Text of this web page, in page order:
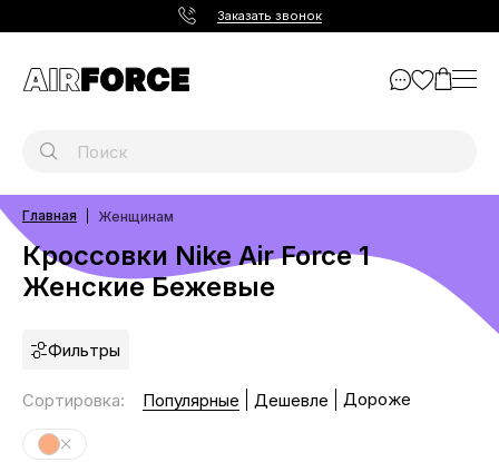
Заказать звонок
Главная Женщинам
Кроссовки Nike Air Force 1
Женские Бежевые
Фильтры
Сортировка: Популярные Дешевле Дороже